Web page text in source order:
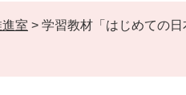
室 > 学習教材「はじめての日